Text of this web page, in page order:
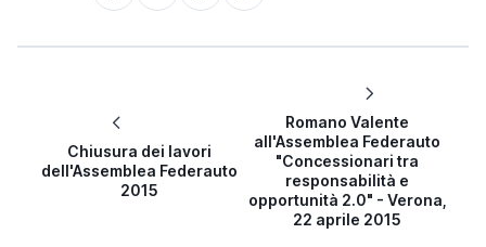
Chiusura dei lavori
dell'Assemblea Federauto
2015
Romano Valente
all'Assemblea Federauto
"Concessionari tra
responsabilità e
opportunità 2.0" - Verona,
22 aprile 2015